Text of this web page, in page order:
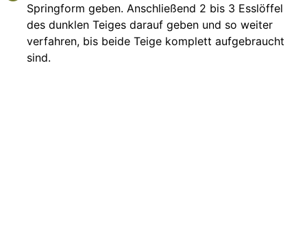
Springform geben. Anschließend 2 bis 3 Esslöffel
des dunklen Teiges darauf geben und so weiter
verfahren, bis beide Teige komplett aufgebraucht
sind.